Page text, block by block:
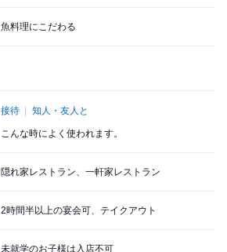
魚料理にこだわる
接待 知人・友人と
こんな時によく使われます。
隠れ家レストラン、一軒家レストラン
2時間半以上の宴会可、テイクアウト
未就学のお子様は入店不可